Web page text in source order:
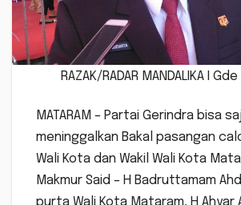
RAZAK/RADAR MANDALIKA I
MATARAM – Partai Gerindra bisa
meninggalkan Bakal pasangan
Wali Kota dan Wakil Wali Kota
Makmur Said – H Badruttamam